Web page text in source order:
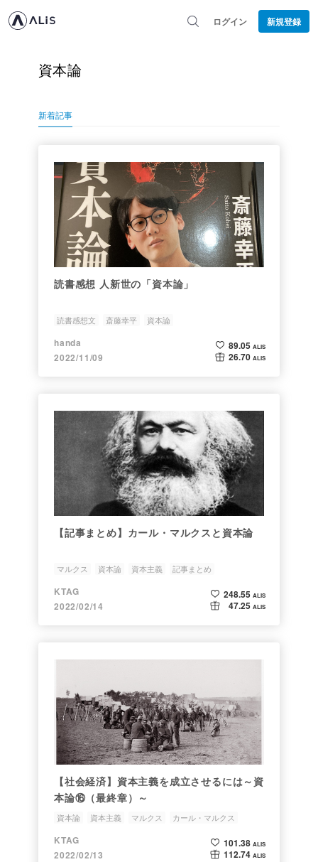
ログイン 新規登録
資本論
新着記事
読書感想 人新世の「資本論」
読書感想文 斎藤幸平 資本論
handa
2022/11/09
89.05 ALIS
26.70 ALIS
【記事まとめ】カール・マルクスと資本論
マルクス 資本論 資本主義 記事まとめ
KTAG
2022/02/14
248.55 ALIS
47.25 ALIS
【社会経済】資本主義を成立させるには～資
本論⑯（最終章）～
資本論 資本主義 マルクス カール・マルクス
KTAG
2022/02/13
101.38 ALIS
112.74 ALIS